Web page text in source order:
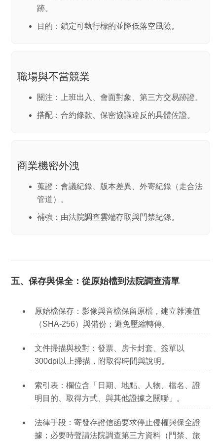
跡。
目的：鎖定可執行標的並降低落空風險。
職場與不當競業
關注：上班出入、會面對象、第三方交易跡證。
搭配：合約條款、保密協議違反的具體佐證。
商業機密外洩
蒐證：會議紀錄、版本差異、外寄紀錄（走合法
管道）。
補強：由法院調查雲端存取與門禁紀錄。
五、保存與保全：從原始檔到法院調查清單
原始檔保存：影像與音檔保留原檔，建立雜湊值
（SHA-256）與備份；避免壓縮轉傳。
文件掃描與校對：發票、房卡封套、簽單以
300dpi以上掃描，附取得時間與說明。
索引表：欄位含「日期、地點、人物、檔名、證
明目的、取得方式、與其他證據之關聯」。
法律手段：寄發存證信函要求停止侵權與保全證
據；必要時聲請法院調查第三方資料（門禁、旅